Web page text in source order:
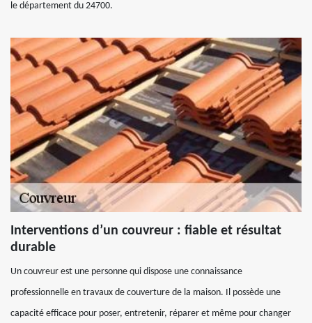
le département du 24700.
Interventions d’un couvreur : fiable et résultat
durable
Un couvreur est une personne qui dispose une connaissance
professionnelle en travaux de couverture de la maison. Il possède une
capacité efficace pour poser, entretenir, réparer et même pour changer